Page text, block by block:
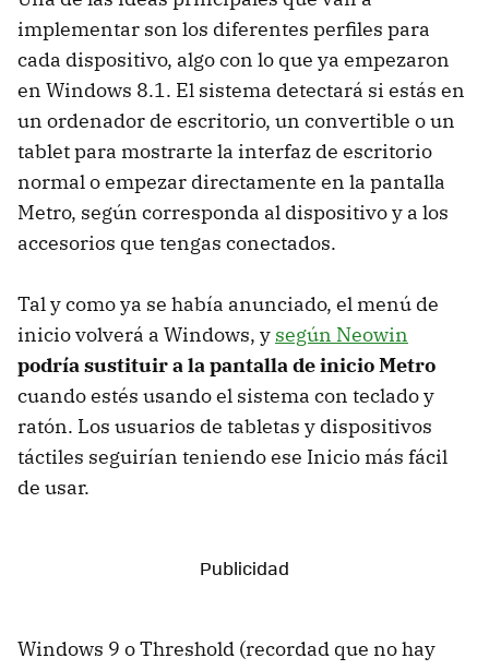
implementar son los diferentes perfiles para
cada dispositivo, algo con lo que ya empezaron
en Windows 8.1. El sistema detectará si estás en
un ordenador de escritorio, un convertible o un
tablet para mostrarte la interfaz de escritorio
normal o empezar directamente en la pantalla
Metro, según corresponda al dispositivo y a los
accesorios que tengas conectados.
Tal y como ya se había anunciado, el menú de
inicio volverá a Windows, y según Neowin
podría sustituir a la pantalla de inicio Metro
cuando estés usando el sistema con teclado y
ratón. Los usuarios de tabletas y dispositivos
táctiles seguirían teniendo ese Inicio más fácil
de usar.
Windows 9 o Threshold (recordad que no hay